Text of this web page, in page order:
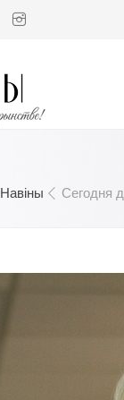
Навіны Сегодня